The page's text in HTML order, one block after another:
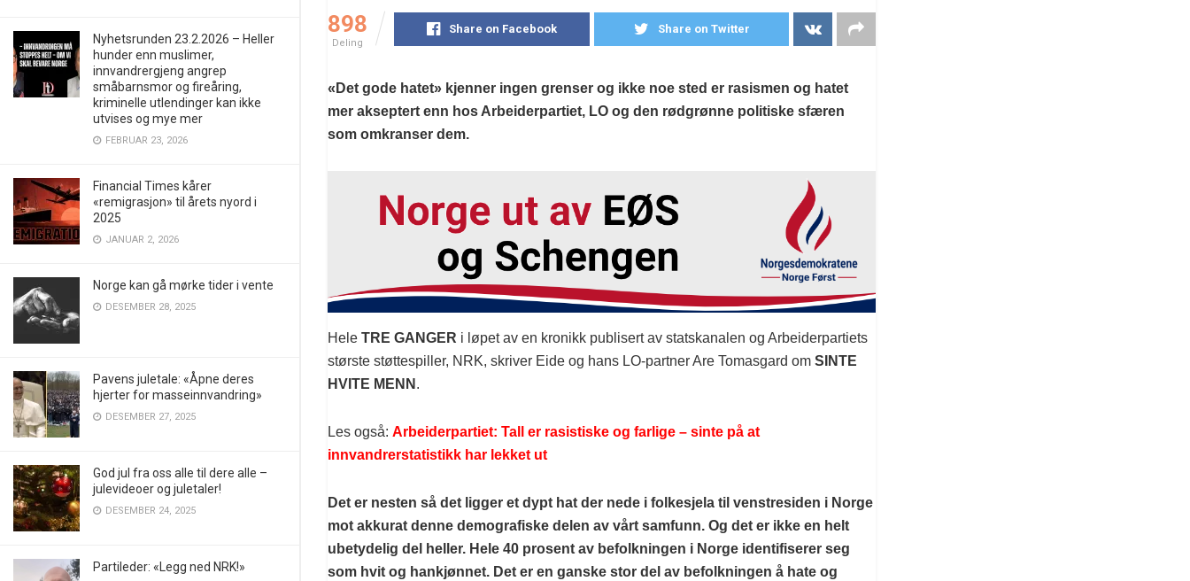
Nyhetsrunden 23.2.2026 – Heller
hunder enn muslimer,
innvandrergjeng angrep
småbarnsmor og fireåring,
kriminelle utlendinger kan ikke
utvises og mye mer
FEBRUAR 23, 2026
Financial Times kårer
«remigrasjon» til årets nyord i
2025
JANUAR 2, 2026
Norge kan gå mørke tider i vente
DESEMBER 28, 2025
Pavens juletale: «Åpne deres
hjerter for masseinnvandring»
DESEMBER 27, 2025
God jul fra oss alle til dere alle –
julevideoer og juletaler!
DESEMBER 24, 2025
Partileder: «Legg ned NRK!»
898
Deling
Share on Facebook Share on Twitter
«Det gode hatet» kjenner ingen grenser og ikke noe sted er rasismen og hatet
mer akseptert enn hos Arbeiderpartiet, LO og den rødgrønne politiske sfæren
som omkranser dem.
Hele TRE GANGER i løpet av en kronikk publisert av statskanalen og Arbeiderpartiets
største støttespiller, NRK, skriver Eide og hans LO-partner Are Tomasgard om SINTE
HVITE MENN .
Les også: Arbeiderpartiet: Tall er rasistiske og farlige – sinte på at
innvandrerstatistikk har lekket ut
Det er nesten så det ligger et dypt hat der nede i folkesjela til venstresiden i Norge
mot akkurat denne demografiske delen av vårt samfunn. Og det er ikke en helt
ubetydelig del heller. Hele 40 prosent av befolkningen i Norge identifiserer seg
som hvit og hankjønnet. Det er en ganske stor del av befolkningen å hate og